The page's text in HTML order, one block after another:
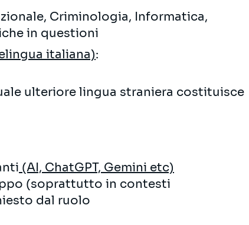
Criminologia, Informatica,
in questioni
italiana):
ulteriore lingua straniera costituisce
(AI, ChatGPT, Gemini etc)
(soprattutto in contesti
dal ruolo